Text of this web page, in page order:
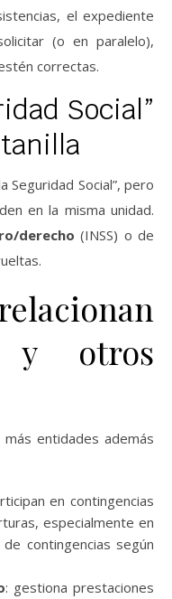
el expediente
(o en paralelo),
correctas.
Social”
Seguridad Social”, pero
en la misma unidad.
derecho (INSS) o de
y otros
entidades además
en contingencias
especialmente en
contingencias según
: gestiona prestaciones